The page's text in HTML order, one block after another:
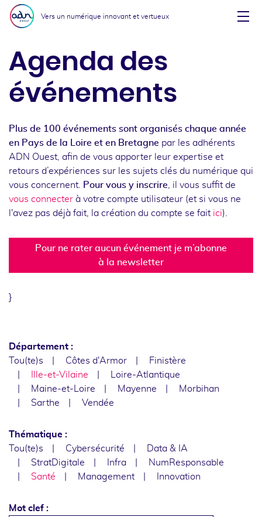
Aller au menu
Aller au contenu
Vers un numérique innovant et vertueux
Agenda des
événements
Plus de 100 événements sont organisés chaque année
en Pays de la Loire et en Bretagne par les adhérents
ADN Ouest, afin de vous apporter leur expertise et
retours d’expériences sur les sujets clés du numérique qui
vous concernent.
Pour vous y inscrire , il vous suffit de
vous connecter à votre compte utilisateur (et si vous ne
l'avez pas déjà fait, la création du compte se fait ici).
Pour ne rater aucun événement je m’abonne
à la newsletter
}
Département :
Tou(te)s
Côtes d'Armor
Finistère
Ille-et-Vilaine
Loire-Atlantique
Maine-et-Loire
Mayenne
Morbihan
Sarthe
Vendée
Thématique :
Tou(te)s
Cybersécurité
Data & IA
StratDigitale
Infra
NumResponsable
Santé
Management Innovation
Mot clef :